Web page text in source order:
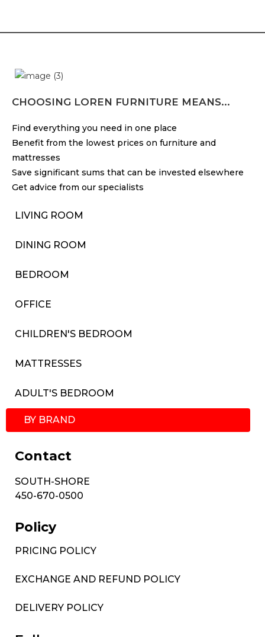
CHOOSING LOREN FURNITURE MEANS...
Find everything you need in one place
Benefit from the lowest prices on furniture and
mattresses
Save significant sums that can be invested elsewhere
Get advice from our specialists
LIVING ROOM
DINING ROOM
BEDROOM
OFFICE
CHILDREN'S BEDROOM
MATTRESSES
ADULT'S BEDROOM
BY BRAND
Contact
SOUTH-SHORE
450-670-0500
Policy
PRICING POLICY
EXCHANGE AND REFUND POLICY
DELIVERY POLICY